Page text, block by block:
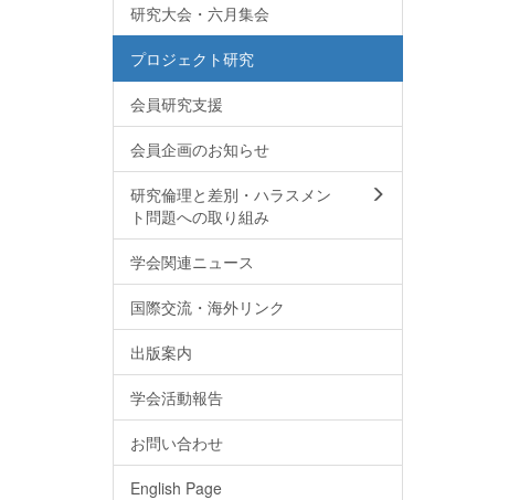
研究大会・六月集会
プロジェクト研究
会員研究支援
会員企画のお知らせ
研究倫理と差別・ハラスメン
ト問題への取り組み
学会関連ニュース
国際交流・海外リンク
出版案内
学会活動報告
お問い合わせ
English Page